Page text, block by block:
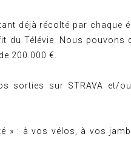
déjà récolté par chaque
du Télévie. Nous pouvons
200.000 €.
sorties sur STRAVA et/
» : à vos vélos, à vos